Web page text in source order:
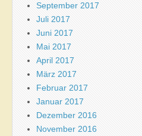
September 2017
Juli 2017
Juni 2017
Mai 2017
April 2017
März 2017
Februar 2017
Januar 2017
Dezember 2016
November 2016